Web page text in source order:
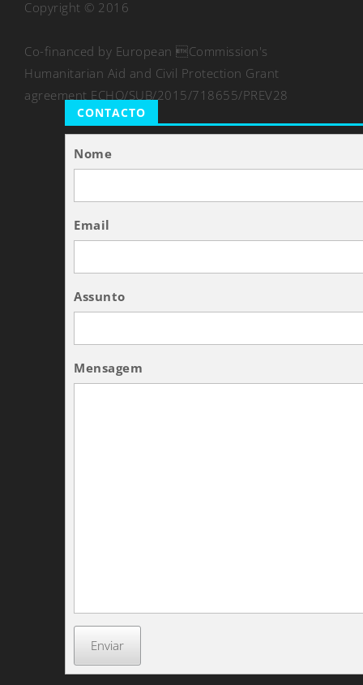
Copyright © 2016
Co-financed by European Commission's
Humanitarian Aid and Civil Protection Grant
agreement ECHO/SUB/2015/718655/PREV28
CONTACTO
Nome
Email
Assunto
Mensagem
Enviar